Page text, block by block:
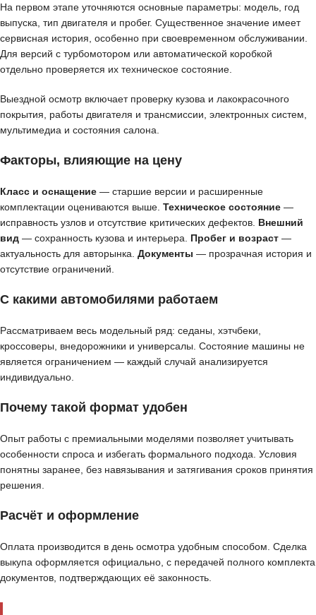
На первом этапе уточняются основные параметры: модель, год
выпуска, тип двигателя и пробег. Существенное значение имеет
сервисная история, особенно при своевременном обслуживании.
Для версий с турбомотором или автоматической коробкой
отдельно проверяется их техническое состояние.
Выездной осмотр включает проверку кузова и лакокрасочного
покрытия, работы двигателя и трансмиссии, электронных систем,
мультимедиа и состояния салона.
Факторы, влияющие на цену
Класс и оснащение — старшие версии и расширенные
комплектации оцениваются выше. Техническое состояние —
исправность узлов и отсутствие критических дефектов. Внешний
вид — сохранность кузова и интерьера. Пробег и возраст —
актуальность для авторынка. Документы — прозрачная история и
отсутствие ограничений.
С какими автомобилями работаем
Рассматриваем весь модельный ряд: седаны, хэтчбеки,
кроссоверы, внедорожники и универсалы. Состояние машины не
является ограничением — каждый случай анализируется
индивидуально.
Почему такой формат удобен
Опыт работы с премиальными моделями позволяет учитывать
особенности спроса и избегать формального подхода. Условия
понятны заранее, без навязывания и затягивания сроков принятия
решения.
Расчёт и оформление
Оплата производится в день осмотра удобным способом. Сделка
выкупа оформляется официально, с передачей полного комплекта
документов, подтверждающих её законность.